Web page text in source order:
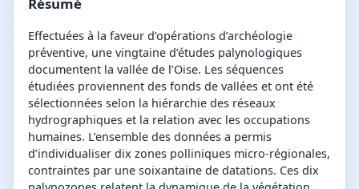
Résumé
Effectuées à la faveur d’opérations d’archéologie
préventive, une vingtaine d’études palynologiques
documentent la vallée de l’Oise. Les séquences
étudiées proviennent des fonds de vallées et ont été
sélectionnées selon la hiérarchie des réseaux
hydrographiques et la relation avec les occupations
humaines. L’ensemble des données a permis
d’individualiser dix zones polliniques micro-régionales,
contraintes par une soixantaine de datations. Ces dix